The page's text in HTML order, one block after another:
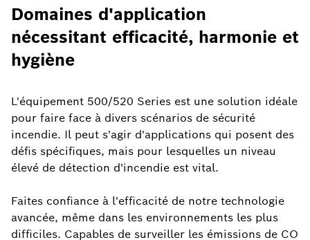
Domaines d'application
nécessitant efficacité, harmonie et
hygiène
L'équipement 500/520 Series est une solution idéale
pour faire face à divers scénarios de sécurité
incendie. Il peut s'agir d'applications qui posent des
défis spécifiques, mais pour lesquelles un niveau
élevé de détection d'incendie est vital.
Faites confiance à l'efficacité de notre technologie
avancée, même dans les environnements les plus
difficiles. Capables de surveiller les émissions de CO